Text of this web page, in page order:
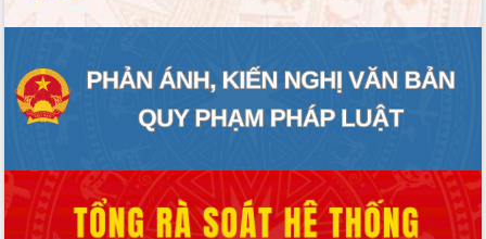
Hồ Thị Nguyên Thảo làm việc tại Trung
tâm Phục vụ hành chính công xã Ea
Xây dựng nền hành chính số đồng
hành cùng nông dân dân, doanh nghiệp
Giai đoạn 2026-2030, Đắk Lắk phấn
mới
Chuyển đổi số 'mở đường' cho nông
nghiệp Đắk Lắk tăng trưởng bứt phá